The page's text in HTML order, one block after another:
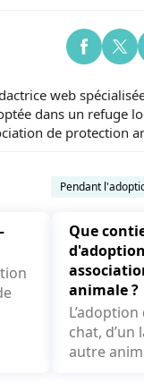
web
dans un refuge
de protection
Pendant
Que
animale ?
L’adoption
chat,
autre